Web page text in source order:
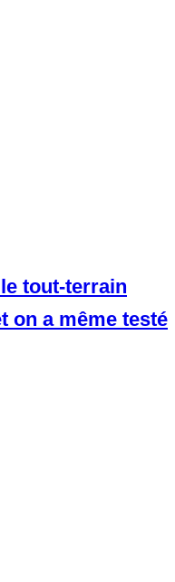
tout-terrain
on a même testé